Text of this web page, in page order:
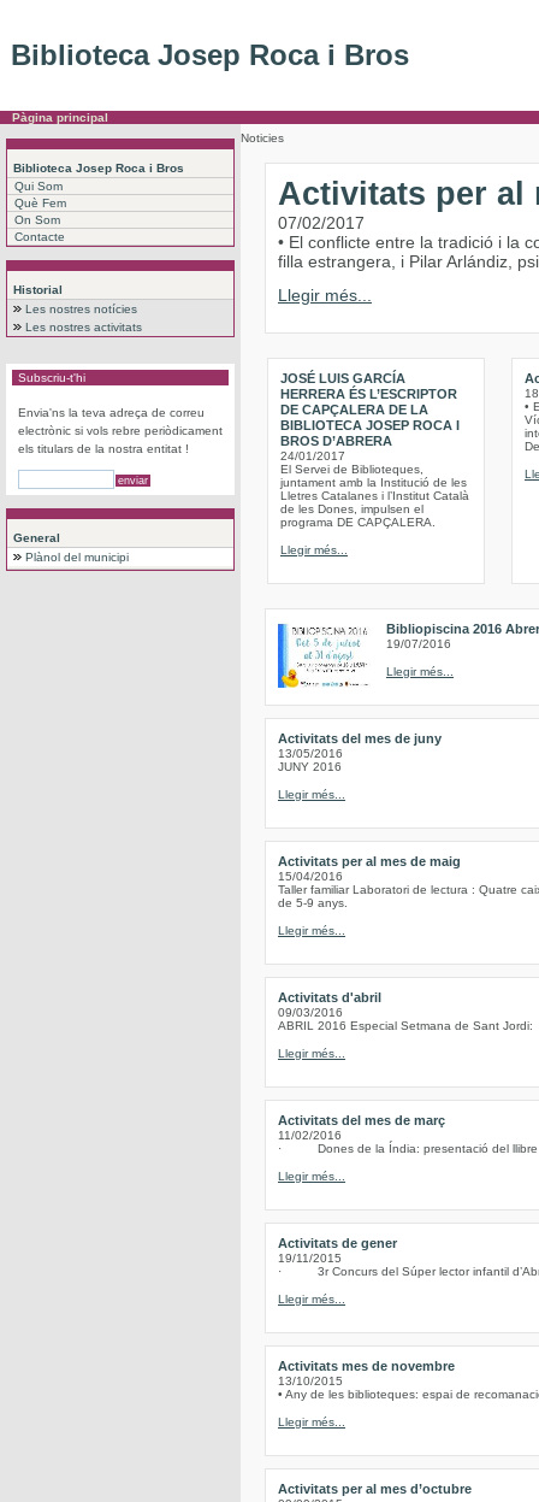
Biblioteca Josep Roca i Bros
Pàgina principal
Biblioteca Josep Roca i Bros
Qui Som
Què Fem
On Som
Contacte
Historial
Les nostres notícies
Les nostres activitats
Subscriu-t'hi
Envia'ns la teva adreça de correu
electrònic si vols rebre periòdicament
els titulars de la nostra entitat !
General
Plànol del municipi
Noticies
Activitats per al
07/02/2017
• El conflicte entre la tradició i la
filla estrangera, i Pilar Arlándiz,
Llegir més...
JOSÉ LUIS GARCÍA
HERRERA ÉS L’ESCRIPTOR
DE CAPÇALERA DE LA
BIBLIOTECA JOSEP ROCA I
BROS D’ABRERA
24/01/2017
El Servei de Biblioteques,
juntament amb la Institució de les
Lletres Catalanes i l’Institut Català
de les Dones, impulsen el
programa DE CAPÇALERA.
Llegir més...
•
Bibliopiscina 2016
19/07/2016
Llegir més...
Activitats del mes de juny
13/05/2016
JUNY 2016
Llegir més...
Activitats per al mes de maig
15/04/2016
Taller familiar Laboratori de lectura : Quatre
de 5-9 anys.
Llegir més...
Activitats d'abril
09/03/2016
ABRIL 2016 Especial Setmana de Sant Jordi:
Llegir més...
Activitats del mes de març
11/02/2016
· Dones de la Índia: presentació del llibre
Llegir més...
Activitats de gener
19/11/2015
· 3r Concurs del Súper lector infantil
Llegir més...
Activitats mes de novembre
13/10/2015
• Any de les biblioteques: espai de
Llegir més...
Activitats per al mes d’octubre